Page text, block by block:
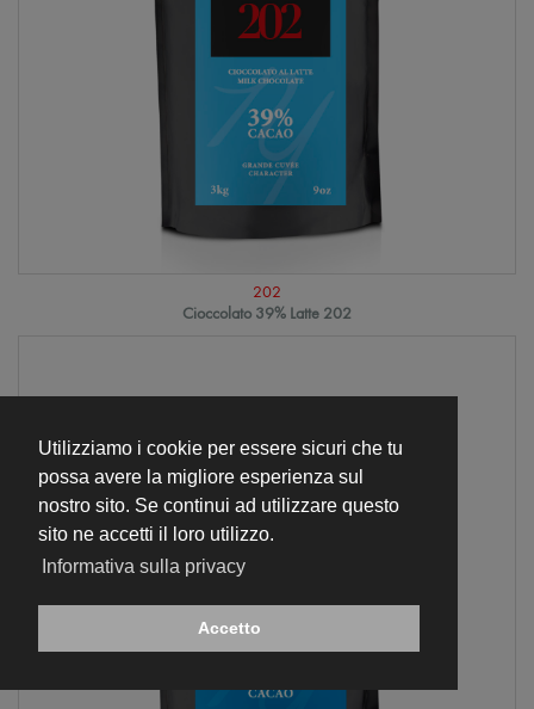
Utilizziamo i cookie per essere sicuri che tu
possa avere la migliore esperienza sul
nostro sito. Se continui ad utilizzare questo
sito ne accetti il loro utilizzo.
Informativa sulla privacy
Accetto
202
Cioccolato 39% Latte 202